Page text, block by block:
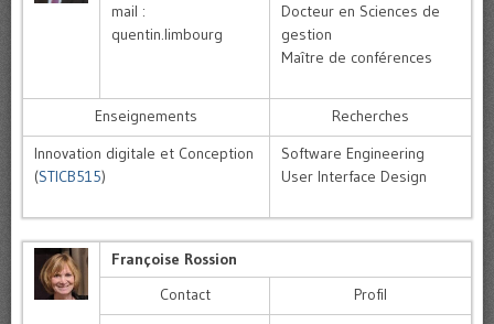
mail :
quentin.limbourg
Docteur en Sciences de
gestion
Maître de conférences
Enseignements
Recherches
Innovation digitale et Conception
(STICB515)
Software Engineering
User Interface Design
Françoise Rossion
Contact
Profil